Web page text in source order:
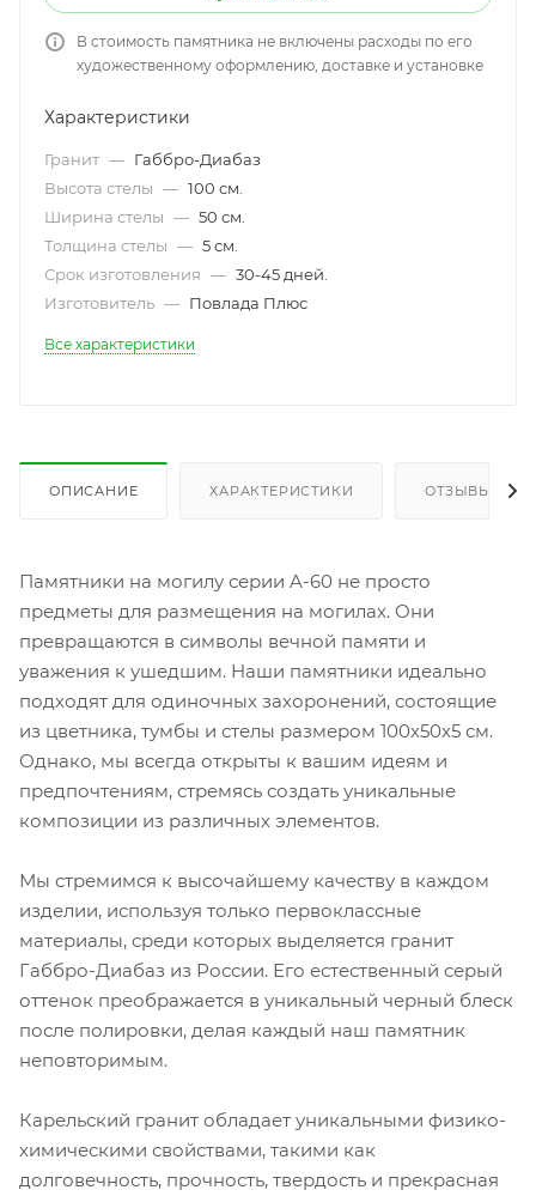
В стоимость памятника не включены расходы по его
художественному оформлению, доставке и установке
Характеристики
Гранит — Габбро-Диабаз
Высота стелы — 100 см.
Ширина стелы — 50 см.
Толщина стелы — 5 см.
Срок изготовления — 30-45 дней.
Изготовитель — Повлада Плюс
Все характеристики
ОПИСАНИЕ ХАРАКТЕРИСТИКИ ОТЗЫВЫ
Памятники на могилу серии A-60 не просто
предметы для размещения на могилах. Они
превращаются в символы вечной памяти и
уважения к ушедшим. Наши памятники идеально
подходят для одиночных захоронений, состоящие
из цветника, тумбы и стелы размером 100х50х5 см.
Однако, мы всегда открыты к вашим идеям и
предпочтениям, стремясь создать уникальные
композиции из различных элементов.
Мы стремимся к высочайшему качеству в каждом
изделии, используя только первоклассные
материалы, среди которых выделяется гранит
Габбро-Диабаз из России. Его естественный серый
оттенок преображается в уникальный черный блеск
после полировки, делая каждый наш памятник
неповторимым.
Карельский гранит обладает уникальными физико-
химическими свойствами, такими как
долговечность, прочность, твердость и прекрасная